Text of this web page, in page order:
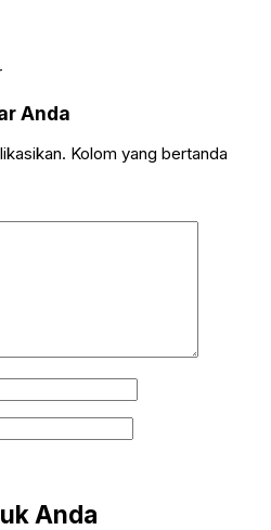
Anda
Kolom yang bertanda
Anda